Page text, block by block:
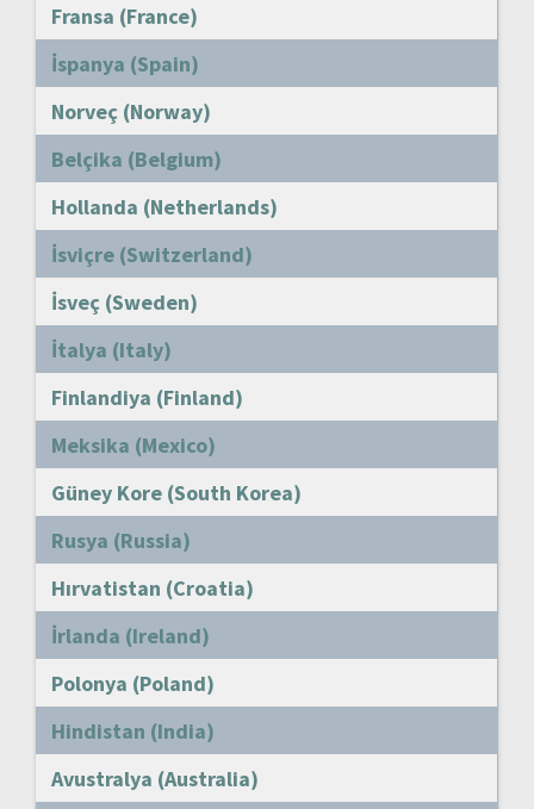
Fransa (France)
İspanya (Spain)
Norveç (Norway)
Belçika (Belgium)
Hollanda (Netherlands)
İsviçre (Switzerland)
İsveç (Sweden)
İtalya (Italy)
Finlandiya (Finland)
Meksika (Mexico)
Güney Kore (South Korea)
Rusya (Russia)
Hırvatistan (Croatia)
İrlanda (Ireland)
Polonya (Poland)
Hindistan (India)
Avustralya (Australia)